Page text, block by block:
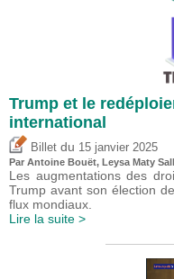
Trump et le
international
Billet du 15 janvier 2025
Par Antoine Bouët, Leysa Maty
Les augmentations des
Trump avant son élection
flux mondiaux.
Lire la suite >